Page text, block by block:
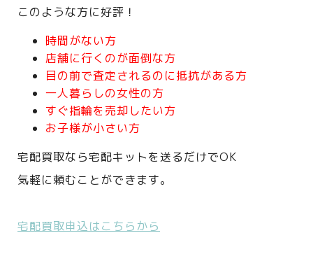
このような方に好評！
時間がない方
店舗に行くのが面倒な方
目の前で査定されるのに抵抗がある方
一人暮らしの女性の方
すぐ指輪を売却したい方
お子様が小さい方
宅配買取なら宅配キットを送るだけでOK
気軽に頼むことができます。
宅配買取申込はこちらから